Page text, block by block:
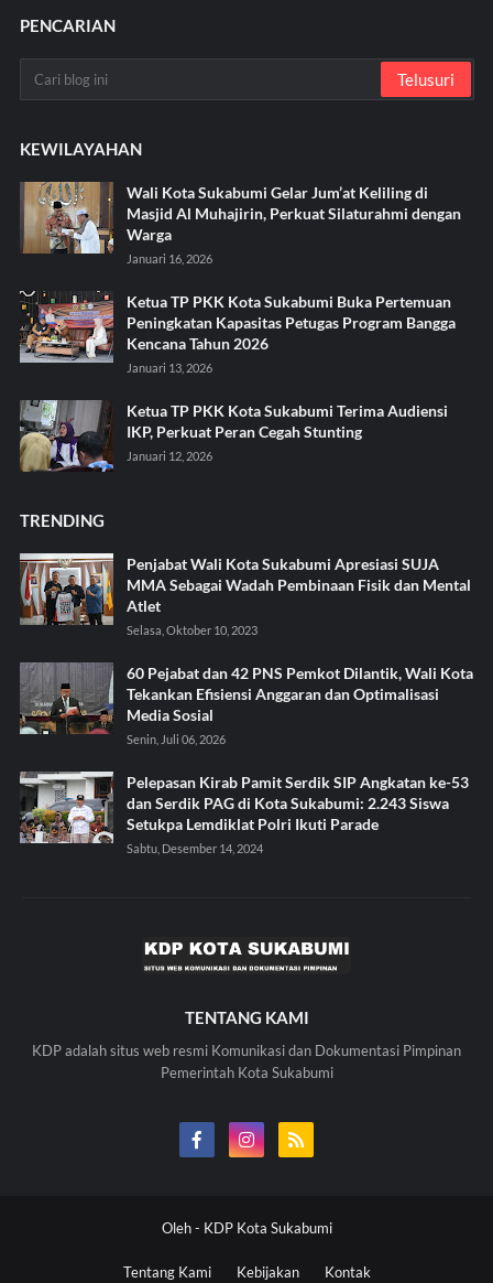
PENCARIAN
KEWILAYAHAN
Wali Kota Sukabumi Gelar Jum’at Keliling di
Masjid Al Muhajirin, Perkuat Silaturahmi dengan
Warga
Januari 16, 2026
Ketua TP PKK Kota Sukabumi Buka Pertemuan
Peningkatan Kapasitas Petugas Program Bangga
Kencana Tahun 2026
Januari 13, 2026
Ketua TP PKK Kota Sukabumi Terima Audiensi
IKP, Perkuat Peran Cegah Stunting
Januari 12, 2026
TRENDING
Penjabat Wali Kota Sukabumi Apresiasi SUJA
MMA Sebagai Wadah Pembinaan Fisik dan Mental
Atlet
Selasa, Oktober 10, 2023
60 Pejabat dan 42 PNS Pemkot Dilantik, Wali Kota
Tekankan Efisiensi Anggaran dan Optimalisasi
Media Sosial
Senin, Juli 06, 2026
Pelepasan Kirab Pamit Serdik SIP Angkatan ke-53
dan Serdik PAG di Kota Sukabumi: 2.243 Siswa
Setukpa Lemdiklat Polri Ikuti Parade
Sabtu, Desember 14, 2024
TENTANG KAMI
KDP adalah situs web resmi Komunikasi dan Dokumentasi Pimpinan
Pemerintah Kota Sukabumi
Oleh - KDP Kota Sukabumi
Tentang Kami Kebijakan Kontak